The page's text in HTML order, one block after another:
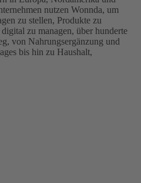
nutzen Wonnda, um
zu stellen, Produkte zu
zu managen, über hunderte
von Nahrungsergänzung und
bis hin zu Haushalt,